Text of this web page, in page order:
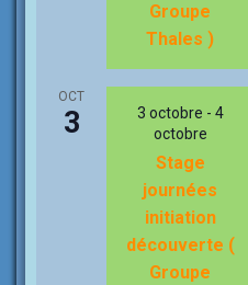
Groupe
Thales )
OCT
3 3 octobre - 4
octobre
Stage
journées
initiation
découverte (
Groupe